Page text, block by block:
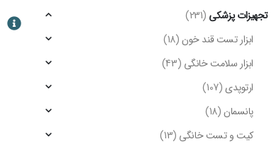
تجهیزات پزشکی (231)
ابزار تست قند خون(18)
ابزار سلامت خانگی (43)
ارتوپدی(107)
پانسمان(18)
کیت و تست خانگی (13)